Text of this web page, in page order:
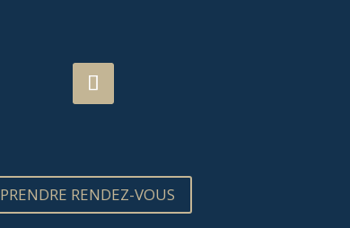
PRENDRE RENDEZ-VOUS